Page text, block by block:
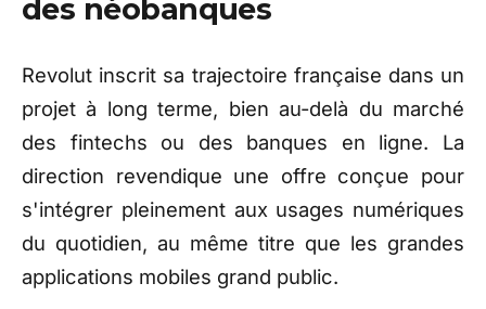
des néobanques
Revolut inscrit sa trajectoire française dans un
projet à long terme, bien au-delà du marché
des fintechs ou des banques en ligne. La
direction revendique une offre conçue pour
s'intégrer pleinement aux usages numériques
du quotidien, au même titre que les grandes
applications mobiles grand public.